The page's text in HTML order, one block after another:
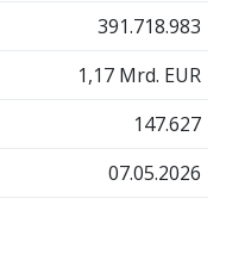
391.718.983
1,17 Mrd. EUR
147.627
07.05.2026